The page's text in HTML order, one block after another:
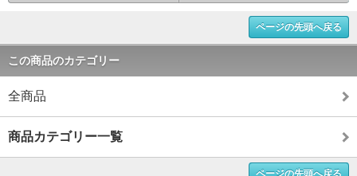
ページの先頭へ戻る
この商品のカテゴリー
全商品
商品カテゴリー一覧